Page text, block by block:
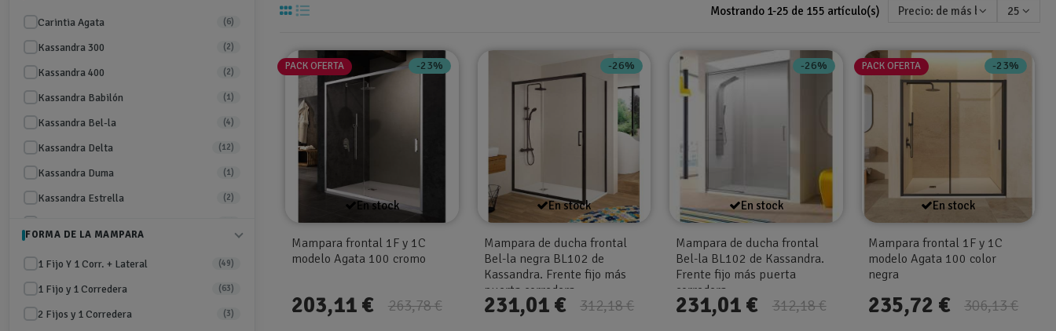
Mostrando 1-25 de 155 artículo(s) Precio: de más bajo a más alto
25
PACK OFERTA -23%
En stock
Mampara frontal 1F y 1C
modelo Agata 100 cromo
263,78 €
203,11 €
-26%
En stock
Mampara de ducha frontal
Bel-la negra BL102 de
Kassandra. Frente fijo más
puerta corredera
312,18 €
231,01 €
-26%
En stock
Mampara de ducha frontal
Bel-la BL102 de Kassandra.
Frente fijo más puerta
corredera
312,18 €
231,01 €
PACK OFERTA -23%
En stock
Mampara frontal 1F y 1C
modelo Agata 100 color
negra
306,13 €
235,72 €
Carintia Agata (6)
Kassandra 300 (2)
Kassandra 400 (2)
Kassandra Babilón (1)
Kassandra Bel-la (4)
Kassandra Delta (12)
Kassandra Duma (1)
Kassandra Estrella (2)
Kassandra Moka
Kassandra Nardi
Kassandra Nicoleta
FORMA DE LA MAMPARA
1 Fijo Y 1 Corr. + Lateral (49)
1 Fijo y 1 Corredera (63)
2 Fijos y 1 Corredera (3)